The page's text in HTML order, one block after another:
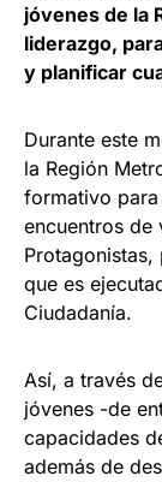
jóvenes de la
liderazgo,
y planificar
Durante este
la Región
formativo
encuentros de
que es
Ciudadanía.
Así, a través
jóvenes -de
capacidades
además de